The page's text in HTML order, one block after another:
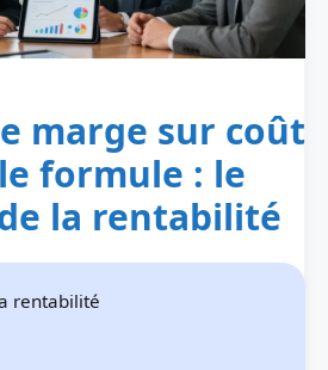
marge sur coût
formule : le
la rentabilité
rentabilité